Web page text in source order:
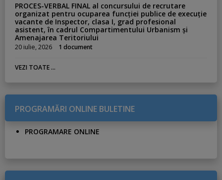
PROCES-VERBAL FINAL al concursului de recrutare
organizat pentru ocuparea funcției publice de execuție
vacante de Inspector, clasa I, grad profesional
asistent, în cadrul Compartimentului Urbanism și
Amenajarea Teritoriului
20 iulie, 2026 1 document
VEZI TOATE ...
PROGRAMĂRI ONLINE BULETINE
PROGRAMARE ONLINE